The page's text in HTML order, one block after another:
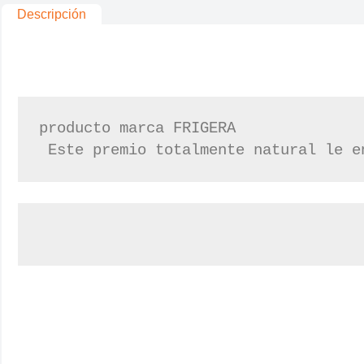
Descripción
producto marca FRIGERA
Este premio totalmente natural le